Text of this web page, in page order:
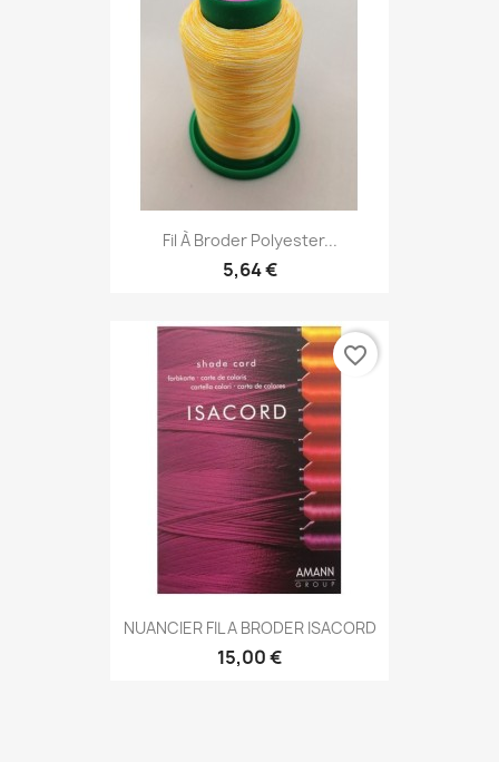
Fil À Broder Polyester...
5,64 €
NUANCIER FIL A BRODER ISACORD
15,00 €
favorite_border